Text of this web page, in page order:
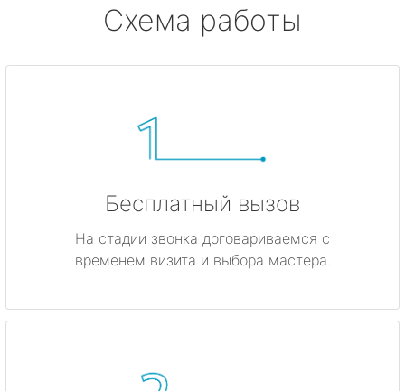
Схема работы
Бесплатный вызов
На стадии звонка договариваемся с
временем визита и выбора мастера.